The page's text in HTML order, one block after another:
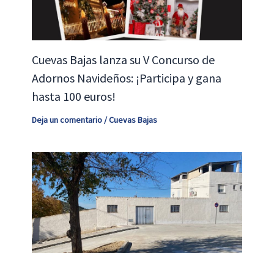
Cuevas Bajas lanza su V Concurso de
Adornos Navideños: ¡Participa y gana
hasta 100 euros!
Deja un comentario/Cuevas Bajas